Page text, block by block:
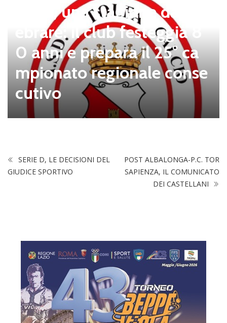
Tolfa, una stagione da cel
ebrare: il club festeggia 8
0 anni e prepara il 25° ca
mpionato regionale conse
cutivo
SERIE D, LE DECISIONI DEL
GIUDICE SPORTIVO
POST ALBALONGA-P.C. TOR
SAPIENZA, IL COMUNICATO
DEI CASTELLANI